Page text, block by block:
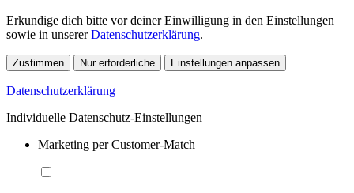
Erkundige dich bitte vor deiner Einwilligung in den Einstellungen
sowie in unsererDatenschutzerklärung.
Zustimmen Nur erforderliche Einstellungen anpassen
Datenschutzerklärung
Individuelle Datenschutz-Einstellungen
Marketing per Customer-Match